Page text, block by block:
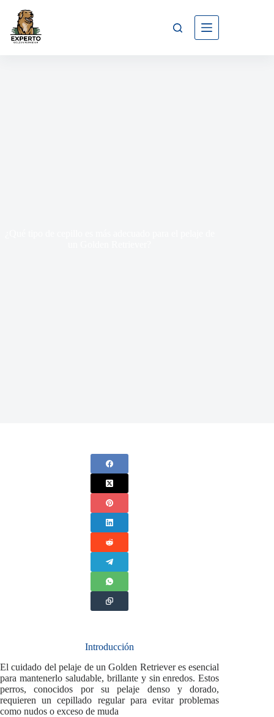
Introducción
El cuidado del pelaje de un Golden Retriever es esencial
para mantenerlo saludable, brillante y sin enredos. Estos
perros, conocidos por su pelaje denso y dorado,
requieren un cepillado regular para evitar problemas
como nudos o exceso de muda